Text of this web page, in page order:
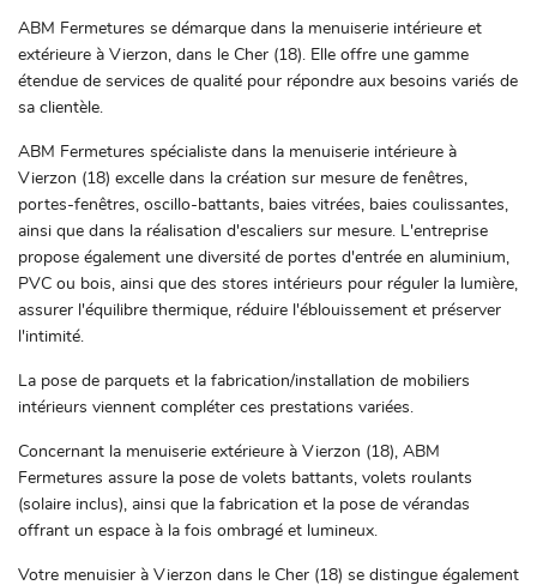
Accueil
intérieure
Serrurerie
produits
réalisations
Une
02 48 67 06
Restez
ABM Fermetures se démarque dans la menuiserie intérieure et
extérieure à Vierzon, dans le Cher (18). Elle offre une gamme
étendue de services de qualité pour répondre aux besoins variés de
sa clientèle.
ABM Fermetures spécialiste dans la menuiserie intérieure à
Vierzon (18) excelle dans la création sur mesure de fenêtres,
portes-fenêtres, oscillo-battants, baies vitrées, baies coulissantes,
ainsi que dans la réalisation d'escaliers sur mesure. L'entreprise
propose également une diversité de portes d'entrée en aluminium,
PVC ou bois, ainsi que des stores intérieurs pour réguler la lumière,
assurer l'équilibre thermique, réduire l'éblouissement et préserver
l'intimité.
La pose de parquets et la fabrication/installation de mobiliers
intérieurs viennent compléter ces prestations variées.
Concernant la menuiserie extérieure à Vierzon (18), ABM
Fermetures assure la pose de volets battants, volets roulants
(solaire inclus), ainsi que la fabrication et la pose de vérandas
offrant un espace à la fois ombragé et lumineux.
Votre menuisier à Vierzon dans le Cher (18) se distingue également